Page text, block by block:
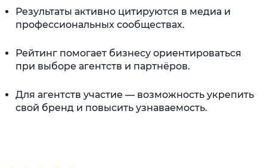
Результаты активно цитируются в медиа и
профессиональных сообществах.
Рейтинг помогает бизнесу ориентироваться
при выборе агентств и партнёров.
Для агентств участие — возможность укрепить
свой бренд и повысить узнаваемость.